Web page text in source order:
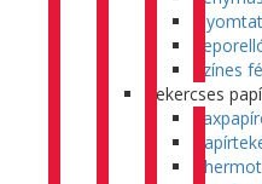
Színes
Tekercses